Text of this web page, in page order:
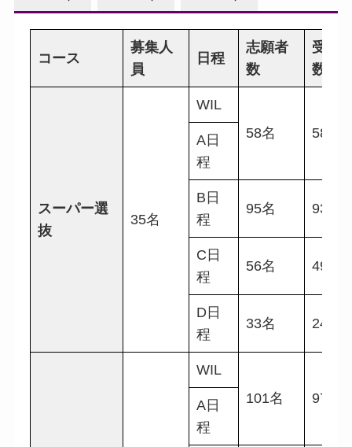
コース
募集人
員
日程
志願者
数
受験
数
スーパー選
抜
35名
WIL
58名
58名
A日
程
B日
程
95名 93名
C日
程
56名 49名
D日
程
33名 24名
WIL
101名
97名
A日
程